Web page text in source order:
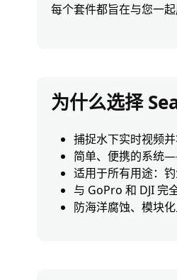
每个套件都旨在与您一
为什么选择
捕捉水下实时视频
简单、便携的系统
适用于所有用途：
与 GoPro 和 DJI 完
防海洋腐蚀、模块